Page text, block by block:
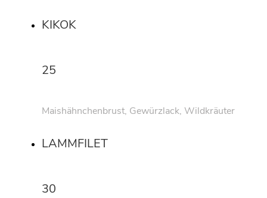
KIKOK
25
Maishähnchenbrust, Gewürzlack, Wildkräuter
LAMMFILET
30